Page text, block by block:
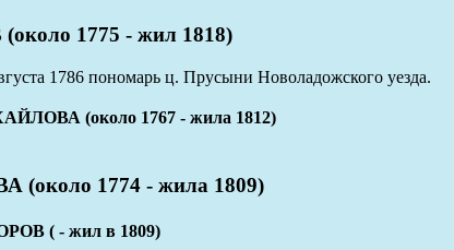
1775 - жил 1818)
1786 пономарь ц. Прусыни Новоладожского уезда.
(около 1767 - жила 1812)
1774 - жила 1809)
( - жил в 1809)